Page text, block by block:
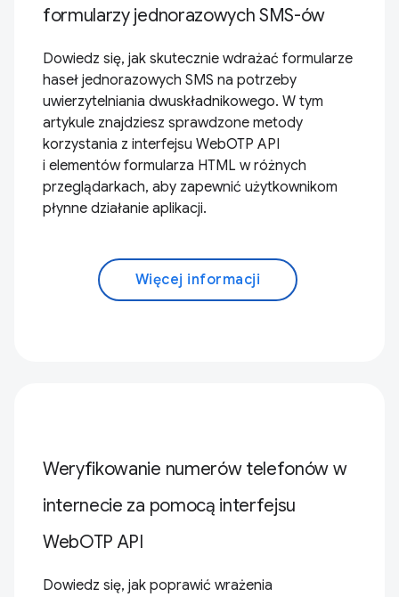
formularzy jednorazowych SMS-ów
Dowiedz się, jak skutecznie wdrażać formularze
haseł jednorazowych SMS na potrzeby
uwierzytelniania dwuskładnikowego. W tym
artykule znajdziesz sprawdzone metody
korzystania z interfejsu WebOTP API
i elementów formularza HTML w różnych
przeglądarkach, aby zapewnić użytkownikom
płynne działanie aplikacji.
Więcej informacji
Weryfikowanie numerów telefonów w
internecie za pomocą interfejsu
WebOTP API
Dowiedz się, jak poprawić wrażenia